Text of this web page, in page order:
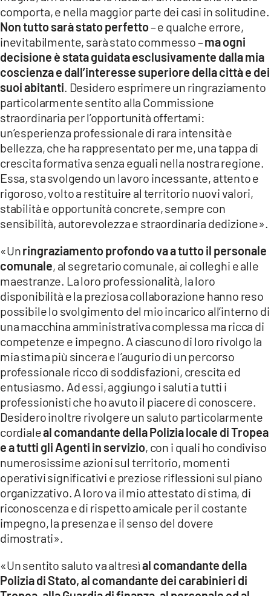
comporta, e nella maggior parte dei casi in solitudine.
Non tutto sarà stato perfetto– e qualche errore,
inevitabilmente, sarà stato commesso –ma ogni
decisione è stata guidata esclusivamente dalla mia
coscienza e dall’interesse superiore della città e dei
suoi abitanti . Desidero esprimere un ringraziamento
particolarmente sentito alla Commissione
straordinaria per l’opportunità offertami:
un’esperienza professionale di rara intensità e
bellezza, che ha rappresentato per me, una tappa di
crescita formativa senza eguali nella nostra regione.
Essa, sta svolgendo un lavoro incessante, attento e
rigoroso, volto a restituire al territorio nuovi valori,
stabilità e opportunità concrete, sempre con
sensibilità, autorevolezza e straordinaria dedizione».
«Unringraziamento profondo va a tutto il personale
comunale, al segretario comunale, ai colleghi e alle
maestranze. La loro professionalità, la loro
disponibilità e la preziosa collaborazione hanno reso
possibile lo svolgimento del mio incarico all’interno di
una macchina amministrativa complessa ma ricca di
competenze e impegno. A ciascuno di loro rivolgo la
mia stima più sincera e l’augurio di un percorso
professionale ricco di soddisfazioni, crescita ed
entusiasmo. Ad essi, aggiungo i saluti a tutti i
professionisti che ho avuto il piacere di conoscere.
Desidero inoltre rivolgere un saluto particolarmente
cordialeal comandante della Polizia locale di Tropea
e a tutti gli Agenti in servizio, con i quali ho condiviso
numerosissime azioni sul territorio, momenti
operativi significativi e preziose riflessioni sul piano
organizzativo. A loro va il mio attestato di stima, di
riconoscenza e di rispetto amicale per il costante
impegno, la presenza e il senso del dovere
dimostrati».
«Un sentito saluto va altresìal comandante della
Polizia di Stato, al comandante dei carabinieri di